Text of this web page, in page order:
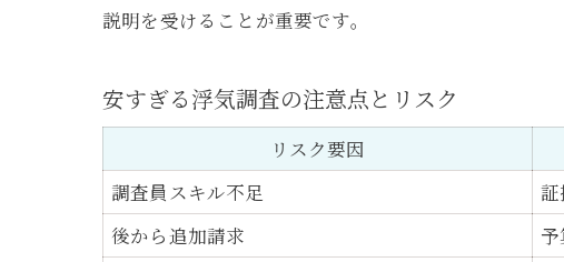
説明を受けることが重要です。
安すぎる浮気調査の注意点とリスク
リスク要因
調査員スキル不足
後から追加請求